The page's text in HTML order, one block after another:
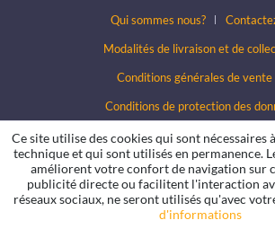
Qui sommes nous?
Modalités de livraison et de
Conditions générales de vente
Conditions de protection des
Ce site utilise des cookies qui sont nécessaires
technique et qui sont utilisés en permanence.
améliorent votre confort de navigation sur
publicité directe ou facilitent l'interaction
réseaux sociaux, ne seront utilisés qu'avec
d'informations